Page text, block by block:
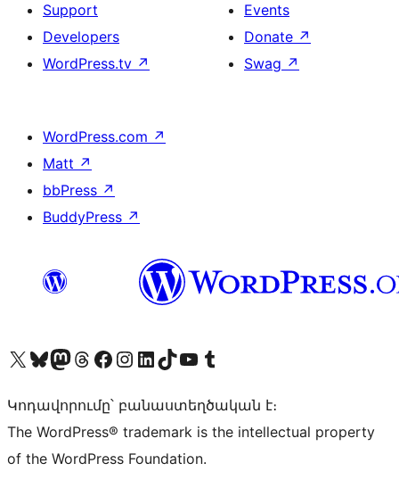
Support
Developers
WordPress.tv ↗
Events
Donate ↗
Swag ↗
WordPress.com ↗
Matt ↗
bbPress ↗
BuddyPress ↗
Visit our X (formerly Twitter) account
Visit our Bluesky account
Visit our Mastodon account
Visit our Threads account
Visit our Facebook page
Visit our Instagram account
Visit our LinkedIn account
Visit our TikTok account
Visit our YouTube channel
Visit our Tumblr account
Կոդավորումը՝ բանաստեղծական է։
The WordPress® trademark is the intellectual property
of the WordPress Foundation.